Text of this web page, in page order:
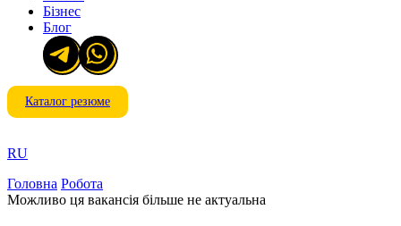
Бізнес
Блог
Каталог резюме
RU
Головна Робота
Можливо ця вакансія більше не актуальна